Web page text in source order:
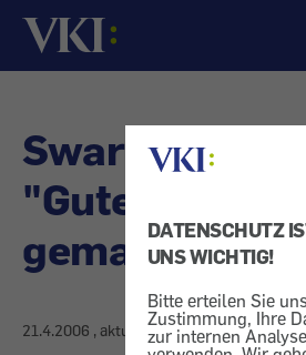
DATENSCHUTZ
UNS WICHTIG!
Bitte erteilen Sie
Zustimmung, Ihre
zur internen
Startseite
Swarovski -
"Gute
gemacht"
21.4.2006 , aktualisiert am27.4.2006